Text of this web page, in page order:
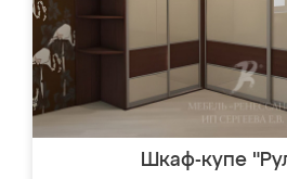
Шкаф-купе